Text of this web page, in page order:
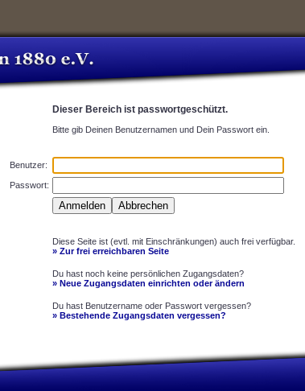
Dieser Bereich ist passwortgeschützt.
Bitte gib Deinen Benutzernamen und Dein Passwort ein.
Benutzer:
Passwort:
Diese Seite ist (evtl. mit Einschränkungen) auch frei verfügbar.
» Zur frei erreichbaren Seite
Du hast noch keine persönlichen Zugangsdaten?
» Neue Zugangsdaten einrichten oder ändern
Du hast Benutzername oder Passwort vergessen?
» Bestehende Zugangsdaten vergessen?